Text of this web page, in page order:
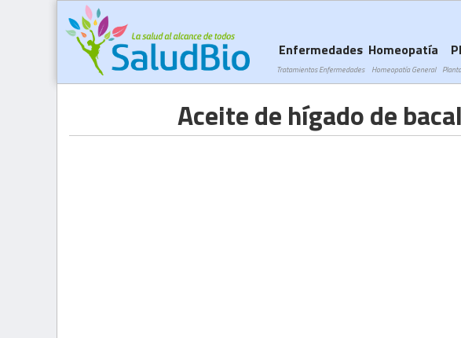
Aceite de hígado de
Enfermedades
Tratamientos Enfermedades
Homeopatía
Homeopatía General